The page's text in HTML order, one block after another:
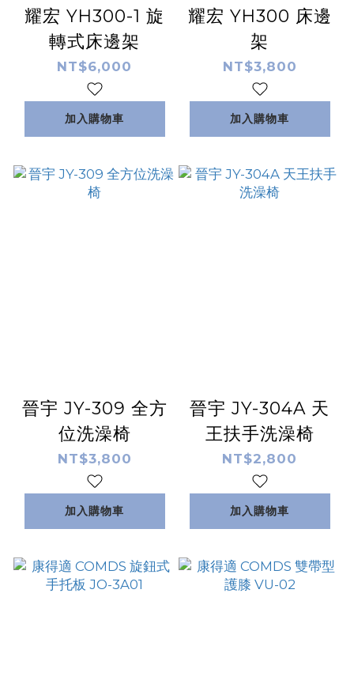
耀宏 YH300-1 旋
轉式床邊架
NT$6,000
加入購物車
耀宏 YH300 床邊
架
NT$3,800
加入購物車
晉宇 JY-309 全方
位洗澡椅
NT$3,800
加入購物車
晉宇 JY-304A 天
王扶手洗澡椅
NT$2,800
加入購物車